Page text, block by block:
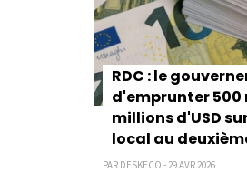
RDC : le
d'emprunter 500
millions d'USD
local au
PAR DESKECO - 29 AVR 2026